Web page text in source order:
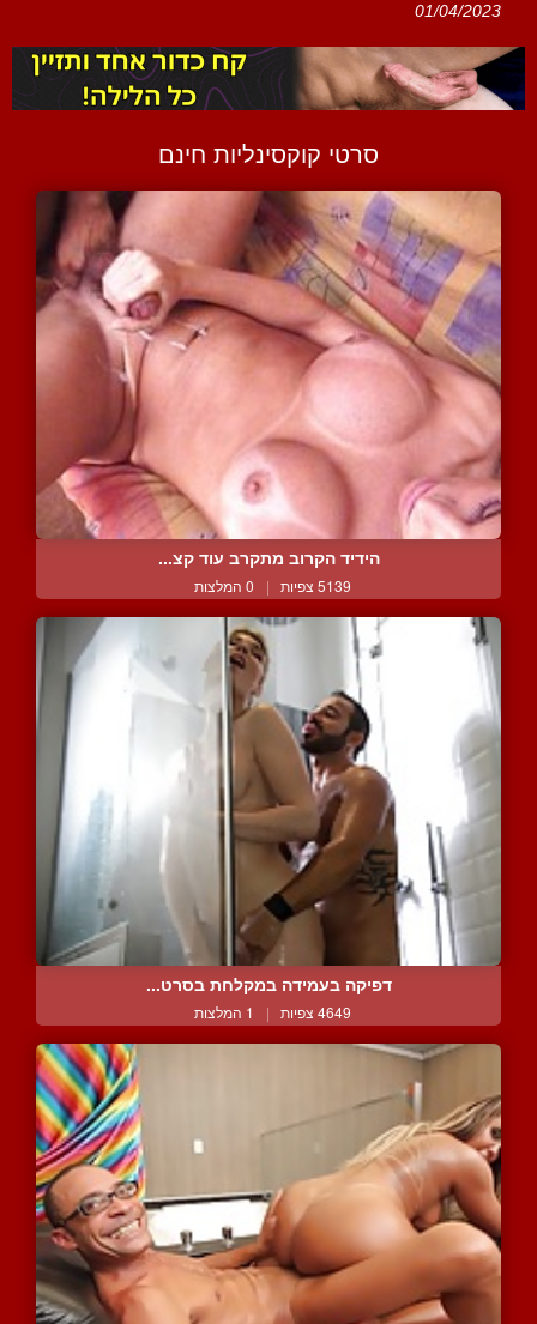
01/04/2023
סרטי קוקסינליות חינם
הידיד הקרוב מתקרב עוד קצ...
5139 צפיות | 0 המלצות
דפיקה בעמידה במקלחת בסרט...
4649 צפיות | 1 המלצות